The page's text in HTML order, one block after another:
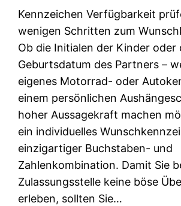
Kennzeichen Verfügbarkeit
wenigen Schritten zum
Ob die Initialen der Kinder oder
Geburtsdatum des Partners –
eigenes Motorrad- oder
einem persönlichen
hoher Aussagekraft machen
ein individuelles
einzigartiger Buchstaben- und
Zahlenkombination. Damit Sie
Zulassungsstelle keine böse
erleben, sollten Sie…